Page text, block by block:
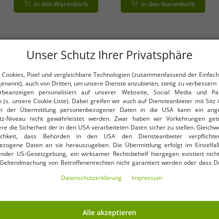
Braun
In den Warenkorb
Schwarz
In den Warenkorb
britische Marke vereint
sowie Kinderschuhe
zeichnet sich durch ein
neuester Technologien.
Dämpfung und Unterstützung
sowie eine Fußpolsterung
ist kennzeichnend für
Innensohlen mit einem
und
mit einer GORE-TEX®
zeichnet sich durch ein
trocken gehalten und
legeren Outfits kombinieren
klassische und elegante
Pumps über klassische
hervorragend zum Business-
mit Hemd, Bluse und Hose
verschiedenen
besonderen Anlässen
Geschichte
Gegründet wurde das
James Clark. Zu Beginn
erweiterte sich das Sortiment
Herren. Absolute Klassiker
wurde, sowie der Wallabee,
Unser Schutz Ihrer Privatsphäre
Pixel und vergleichbare Technologien (zusammenfassend der
auch von Dritten, um unsere Dienste anzubieten, stetig zu verbessern
personalisiert auf unserer Webseite, Social Media und
(s. unsere Cookie-Liste). Dabei greifen wir auch auf Diensteanbieter mit Sitz
der Übermittlung personenbezogener Daten in die USA kann ein
Niveau nicht gewährleistet werden. Zwar haben wir Vorkehrungen
die Sicherheit der in den USA verarbeiteten Daten sicher zu stellen.
dass Behörden in den USA den Diensteanbieter
Daten an sie herauszugeben. Die Übermittlung erfolgt im
US-Gesetzgebung, ein wirksamer Rechtsbehelf hiergegen existiert
von Betroffenenrechten nicht garantiert werden oder dass
in die USA für einverstanden (s.a. unsere Datenschutzerklärung). Du hast
erklären oder unter „Weitere Einstellungen“ an Deine Wünsche
Daten­schutz­erklärung Impressum
Alle akzeptieren